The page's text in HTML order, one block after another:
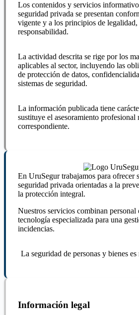
Los contenidos y servicios
seguridad privada se presentan
vigente y a los principios de
responsabilidad.
La actividad descrita se rige por los
aplicables al sector, incluyendo las
de protección de datos,
sistemas de seguridad.
La información publicada tiene
sustituye el asesoramiento profesional
correspondiente.
En UruSegur trabajamos para ofrecer
seguridad privada orientadas a la
la protección integral.
Nuestros servicios combinan
tecnología especializada para una
incidencias.
La seguridad de personas y bienes
Información legal